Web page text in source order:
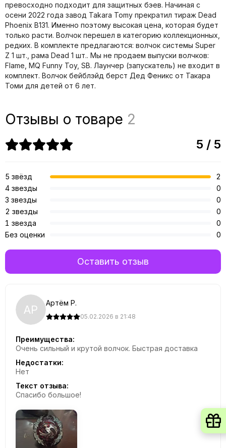
превосходно подходит для защитных бэев. Начиная с
осени 2022 года завод Takara Tomy прекратил тираж Dead
Phoenix B131. Именно поэтому высокая цена, которая будет
только расти. Волчок перешел в категорию коллекционных,
редких. В комплекте предлагаются: волчок системы Super
Z 1 шт., рама Dead 1 шт.. Мы не продаем выпуски волчков:
Flame, MQ Funny Toy, SB. Лаунчер (запускатель) не входит в
комплект. Волчок бейблэйд берст Дед Феникс от Такара
Томи для детей от 6 лет.
Отзывы о товаре 2
АР Артём Р.
05.02.2026 в 21:48
Преимущества:
Очень сильный и крутой волчок. Быстрая доставка
Недостатки:
Нет
Текст отзыва:
Спасибо большое!
5 / 5
5 звёзд
2
4 звезды
0
3 звезды
0
2 звезды
0
1 звезда
0
Без оценки
0
Оставить отзыв